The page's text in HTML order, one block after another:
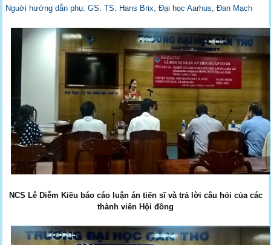
Nguời hướng dẫn phụ: GS. TS. Hans Brix, Đại học Aarhus, Đan Mạch
NCS Lê Diễm Kiều báo cáo luận án tiến sĩ và trả lời câu hỏi của các
thành viên Hội đồng